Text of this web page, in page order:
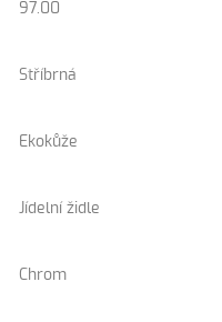
97.00
Stříbrná
Ekokůže
Jídelní židle
Chrom